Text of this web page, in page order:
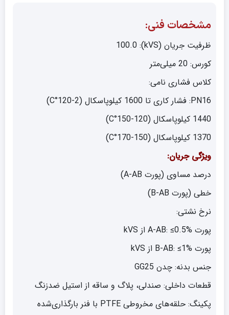
مشخصات فنی:
ظرفیت جریان (kVS): 100.0
کورس: 20 میلی‌متر
کلاس فشاری نامی:
PN16: فشار کاری تا 1600 کیلوپاسکال (2-120°C)
1440 کیلوپاسکال (120-150°C)
1370 کیلوپاسکال (150-170°C)
ویژگی جریان:
درصد مساوی (پورت A-AB)
خطی (پورت B-AB)
نرخ نشتی:
پورت A-AB: ≤0.5% از kVS
پورت B-AB: ≤1% از kVS
جنس بدنه: چدن GG25
قطعات داخلی: صندلی، پلاگ و ساقه از استیل ضدزنگ
پکینگ: حلقه‌های مخروطی PTFE با فنر بارگذاری‌شده